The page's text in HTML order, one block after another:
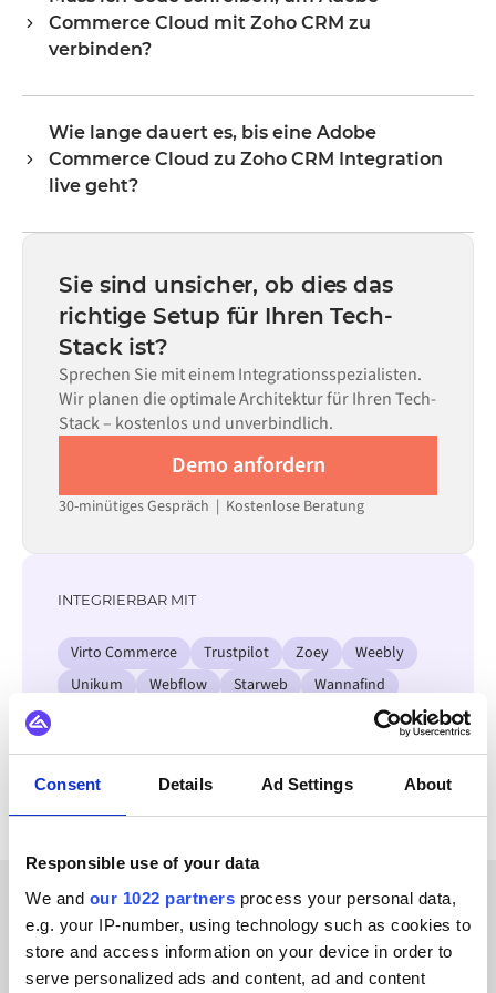
Consent Details Ad Settings About
Responsible use of your data
We and our 1022 partners process your personal data,
e.g. your IP-number, using technology such as cookies to
store and access information on your device in order to
serve personalized ads and content, ad and content
Datensätze wie Bestellungen, Produkte, Kunden,
Lagerbestände, Preise und Status-Updates. Die
Field Mapping, sodass die Daten in dem Format
ankommen, das das jeweilige System erwartet.
Commerce Cloud mit Zoho CRM zu
verbinden?
Marketplace vorhanden sind, konfigurieren Sie die
Integration über eine visuelle Benutzeroberfläche, ohne
eigenen Code schreiben zu müssen – dies umfasst Field
Code kann dort eingesetzt werden, wo die Konfiguration
Wie lange dauert es, bis eine Adobe
Commerce Cloud zu Zoho CRM Integration
live geht?
statt Monaten einsatzbereit, abhängig von der
Komplexität des Data Mappings, der Anzahl der
erforderlichen Datenflüsse und Ihrem internen
Prüfprozess. Vorgefertigte Konnektoren für viele
Systeme sind im Alumio Marketplace verfügbar, was die
Einrichtungszeit erheblich verkürzt.
Sie sind unsicher, ob dies das
richtige Setup für Ihren Tech-
Stack ist?
Sprechen Sie mit einem Integrationsspezialisten.
Wir planen die optimale Architektur für Ihren Tech-
Stack – kostenlos und unverbindlich.
Demo anfordern
30-minütiges Gespräch | Kostenlose Beratung
INTEGRIERBAR MIT
Virto Commerce Trustpilot Zoey
Weebly
Unikum
Webflow Starweb Wannafind
ERFOLGSGESCHICHTEN UNSERER KUNDEN
Hören Sie, was unsere